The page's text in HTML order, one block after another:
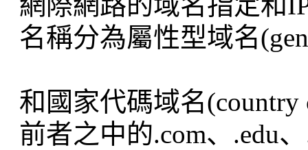
名稱分為屬性型域名
和國家代碼域名(country
前者之中的.com、.edu